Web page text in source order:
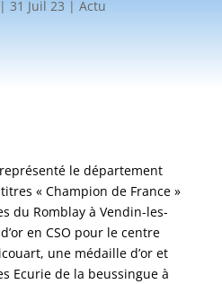
31 Juil 23 | Actu
le département
« Champion de France »
du Romblay à Vendin-les-
en CSO pour le centre
une médaille d’or et
Ecurie de la beussingue à